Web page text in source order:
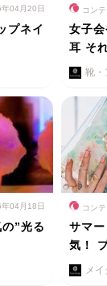
04月20日
プネイ
コン
女子
耳 そ
靴・
04月18日
”光る
コン
サマ
気！
メ